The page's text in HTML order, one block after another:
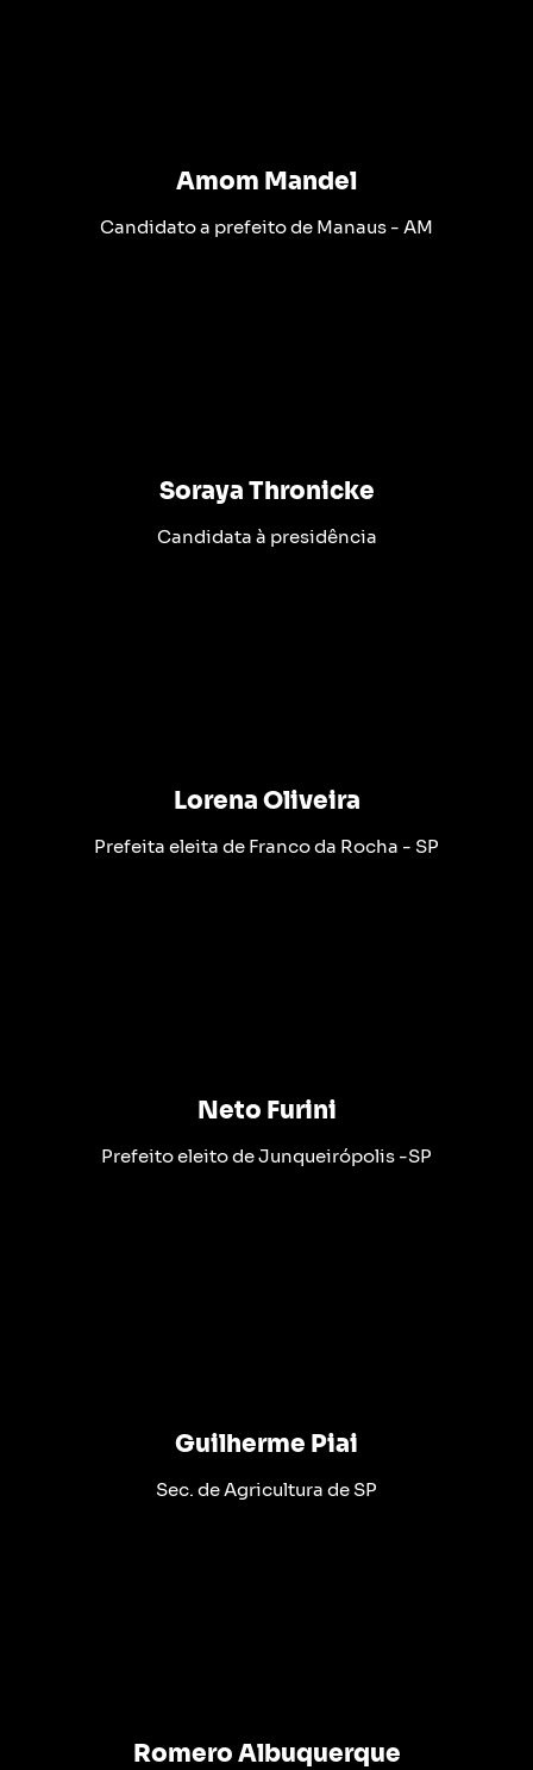
Amom Mandel
Candidato a prefeito de Manaus - AM
Soraya Thronicke
Candidata à presidência
Lorena Oliveira
Prefeita eleita de Franco da Rocha - SP
Neto Furini
Prefeito eleito de Junqueirópolis -SP
Guilherme Piai
Sec. de Agricultura de SP
Romero Albuquerque